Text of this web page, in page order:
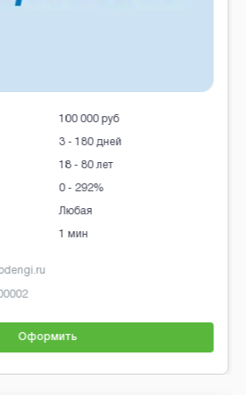
100 000 руб
5 - 126 дней
18 - 70 лет
0 - 292%
Любая
1 мин
Оформить